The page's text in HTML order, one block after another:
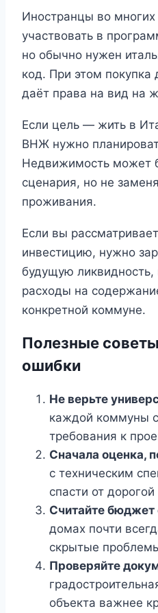
Иностранцы во многих
участвовать в
но обычно нужен
код. При этом
даёт права на вид на
Если цель — жить в
ВНЖ нужно
Недвижимость может
сценария, но не
проживания.
Если вы
инвестицию, нужно
будущую
расходы на
конкретной коммуне.
Полезные
ошибки
Не верьте
каждой коммуны
требования к
Сначала оценка,
с техническим
спасти от
Считайте бюджет
домах почти
скрытые
Проверяйте
объекта важнее